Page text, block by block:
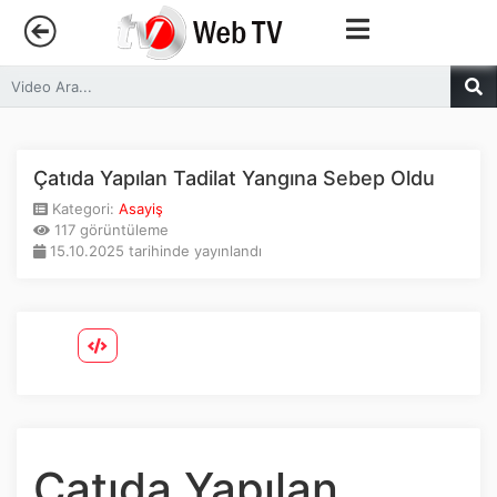
Anasayfa
Canlı Yayın
Sosyal Medya
Çatıda Yapılan Tadilat Yangına Sebep Oldu
Kategori: Asayiş
117 görüntüleme
15.10.2025 tarihinde yayınlandı